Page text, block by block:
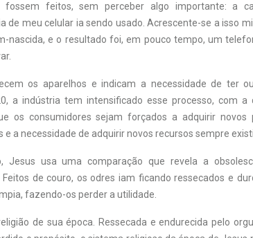
fossem feitos, sem perceber algo importante: a
de meu celular ia sendo usado. Acrescente-se a isso
nascida, e o resultado foi, em pouco tempo, um
os aparelhos e indicam a necessidade de ter
a indústria tem intensificado esse processo, com a
os consumidores sejam forçados a adquirir novos
a necessidade de adquirir novos recursos sempre
Jesus usa uma comparação que revela a
de couro, os odres iam ficando ressecados e
fazendo-os perder a utilidade.
de sua época. Ressecada e endurecida pelo